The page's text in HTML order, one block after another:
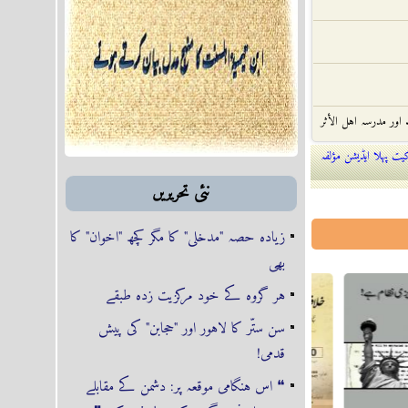
نئى تحريريں
زیادہ حصہ "مدخلی" کا مگر کچھ "اخوان" کا
بھی
ہر گروہ کے خود مرکزیت زدہ طبقے
سن ستّر کا لاہور اور "حجابن" کی پیش
قدمی!
❝ اس ہنگامی موقعہ پر: دشمن کے مقابلے
مدرسہ اہل الأثر
و ملوکیت
کرواتے، دانش کے
پہلا ایڈیشن مؤلفہ